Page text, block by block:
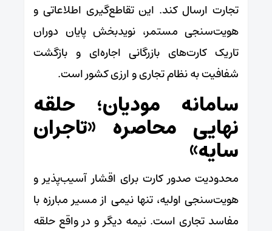
تجارت ارسال کند. این تقاطع‌گیری اطلاعاتی و
هویت‌سنجی مستمر، نویدبخش پایان دوران
تاریک کارت‌های بازرگانی اجاره‌ای و بازگشت
شفافیت به نظام تجاری و ارزی کشور است.
سامانه مودیان؛ حلقه
نهایی محاصره «تاجران
سایه»
محدودیت صدور کارت برای اقشار آسیب‌پذیر و
هویت‌سنجی اولیه، تنها نیمی از مسیر مبارزه با
مفاسد تجاری است. نیمه دیگر و در واقع حلقه